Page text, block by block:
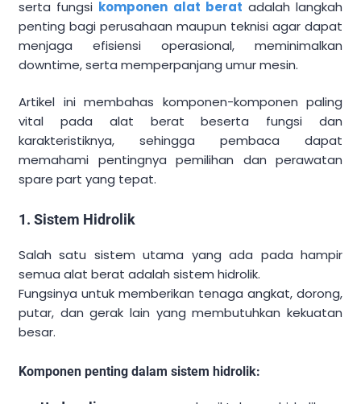
serta fungsi komponen alat berat adalah langkah
penting bagi perusahaan maupun teknisi agar dapat
menjaga efisiensi operasional, meminimalkan
downtime, serta memperpanjang umur mesin.
Artikel ini membahas komponen-komponen paling
vital pada alat berat beserta fungsi dan
karakteristiknya, sehingga pembaca dapat
memahami pentingnya pemilihan dan perawatan
spare part yang tepat.
1. Sistem Hidrolik
Salah satu sistem utama yang ada pada hampir
semua alat berat adalah sistem hidrolik.
Fungsinya untuk memberikan tenaga angkat, dorong,
putar, dan gerak lain yang membutuhkan kekuatan
besar.
Komponen penting dalam sistem hidrolik: